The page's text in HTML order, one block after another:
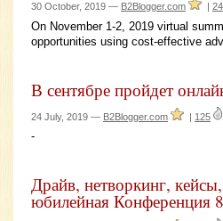
30 October, 2019 — B2Blogger.com
On November 1-2, 2019 virtual
opportunities using cost-effective
В сентябре пройдет
24 July, 2019 — B2Blogger.com | 125
-
Драйв, нетворкинг,
юбилейная Конференция